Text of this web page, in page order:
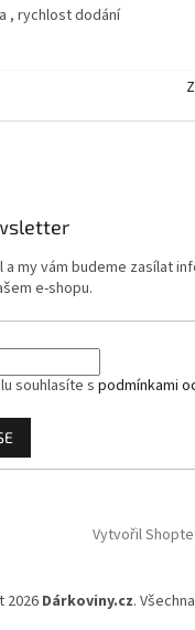
, rychlost dodání
a my vám budeme zasílat
e-shopu.
souhlasíte s podmínkami
Vytvořil
2026 Dárkoviny.cz.